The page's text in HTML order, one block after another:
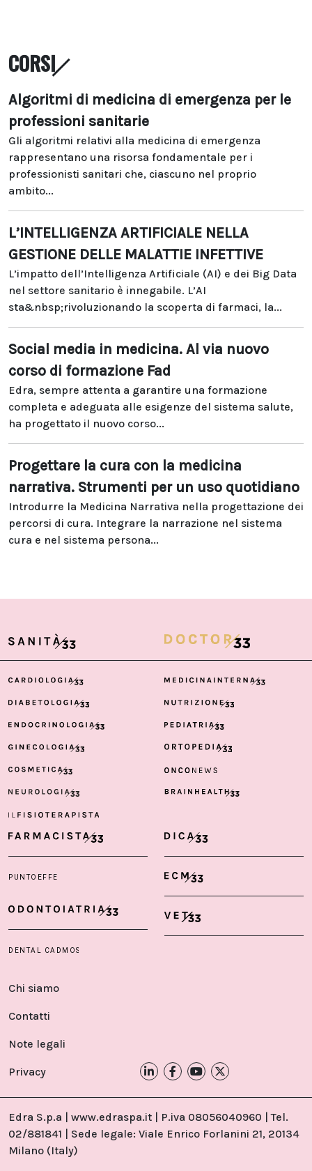
CORSI
Algoritmi di medicina di emergenza per le
professioni sanitarie
Gli algoritmi relativi alla medicina di emergenza
rappresentano una risorsa fondamentale per i
professionisti sanitari che, ciascuno nel proprio
ambito...
L’INTELLIGENZA ARTIFICIALE NELLA
GESTIONE DELLE MALATTIE INFETTIVE
L’impatto dell’Intelligenza Artificiale (AI) e dei Big Data
nel settore sanitario è innegabile. L’AI
sta&nbsp;rivoluzionando la scoperta di farmaci, la...
Social media in medicina. Al via nuovo
corso di formazione Fad
Edra, sempre attenta a garantire una formazione
completa e adeguata alle esigenze del sistema salute,
ha progettato il nuovo corso...
Progettare la cura con la medicina
narrativa. Strumenti per un uso quotidiano
Introdurre la Medicina Narrativa nella progettazione dei
percorsi di cura. Integrare la narrazione nel sistema
cura e nel sistema persona...
Chi siamo
Contatti
Note legali
Privacy
Edra S.p.a | www.edraspa.it | P.iva 08056040960 | Tel.
02/881841 | Sede legale: Viale Enrico Forlanini 21, 20134
Milano (Italy)